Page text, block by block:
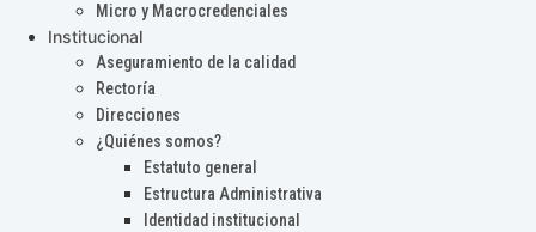
Micro y Macrocredenciales
Institucional
Aseguramiento de la calidad
Rectoría
Direcciones
¿Quiénes somos?
Estatuto general
Estructura Administrativa
Identidad institucional